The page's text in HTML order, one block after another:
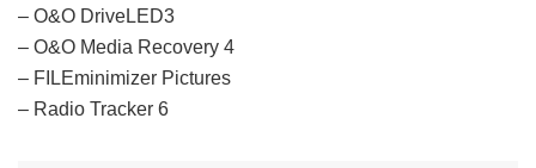
– O&O DriveLED3
– O&O Media Recovery 4
– FILEminimizer Pictures
– Radio Tracker 6